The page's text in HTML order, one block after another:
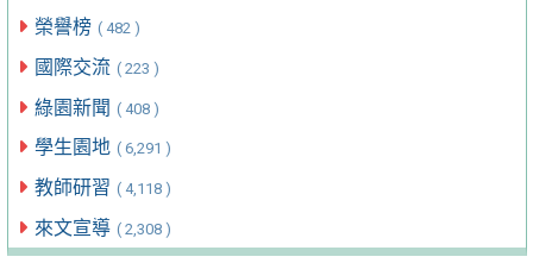
榮譽榜 ( 482 )
國際交流 ( 223 )
綠園新聞 ( 408 )
學生園地 ( 6,291 )
教師研習 ( 4,118 )
來文宣導 ( 2,308 )